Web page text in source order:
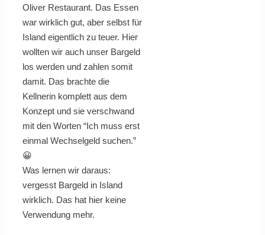
Oliver Restaurant. Das Essen
war wirklich gut, aber selbst für
Island eigentlich zu teuer. Hier
wollten wir auch unser Bargeld
los werden und zahlen somit
damit. Das brachte die
Kellnerin komplett aus dem
Konzept und sie verschwand
mit den Worten “Ich muss erst
einmal Wechselgeld suchen.”
😀
Was lernen wir daraus:
vergesst Bargeld in Island
wirklich. Das hat hier keine
Verwendung mehr.